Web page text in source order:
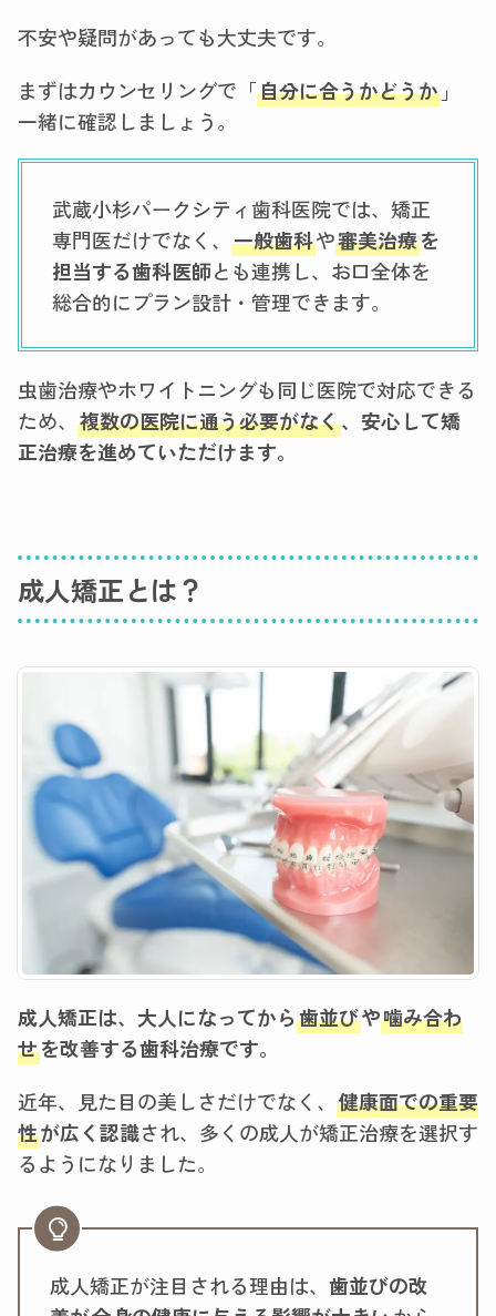
不安や疑問があっても大丈夫です。
まずはカウンセリングで「自分に合うかどうか 」
一緒に確認しましょう。
武蔵小杉パークシティ歯科医院では、矯正
専門医だけでなく、 一般歯科や審美治療を
担当する歯科医師とも連携し、お口全体を
総合的にプラン設計・管理できます。
虫歯治療やホワイトニングも同じ医院で対応できる
ため、 複数の医院に通う必要がなく、安心して矯
正治療を進めていただけます。
成人矯正とは？
成人矯正は、大人になってから歯並びや噛み合わ
せを改善する歯科治療です。
近年、見た目の美しさだけでなく、 健康面での重要
性が広く認識され、多くの成人が矯正治療を選択す
るようになりました。
成人矯正が注目される理由は、 歯並びの改